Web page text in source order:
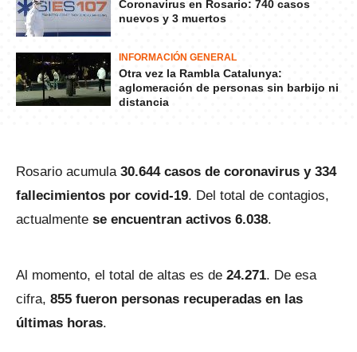
Coronavirus en Rosario: 740 casos
nuevos y 3 muertos
INFORMACIÓN GENERAL
Otra vez la Rambla Catalunya:
aglomeración de personas sin barbijo ni
distancia
Rosario acumula 30.644 casos de coronavirus y 334
fallecimientos por covid-19. Del total de contagios,
actualmente se encuentran activos 6.038.
Al momento, el total de altas es de 24.271. De esa
cifra, 855 fueron personas recuperadas en las
últimas horas.